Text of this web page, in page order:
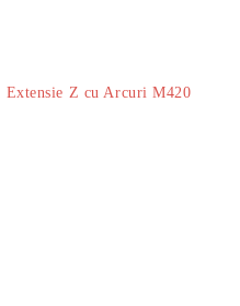
Mecanismul Extensie Z cu Arcuri M420